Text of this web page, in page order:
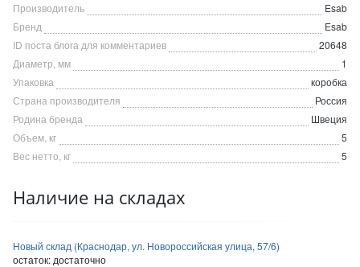
Производитель
Esab
Бренд
Esab
ID поста блога для комментариев
20648
Диаметр, мм
1
Упаковка
коробка
Страна производителя
Россия
Родина бренда
Швеция
Объем, кг
5
Вес нетто, кг
5
Наличие на складах
Новый склад (Краснодар, ул. Новороссийская улица, 57/6)
остаток: достаточно